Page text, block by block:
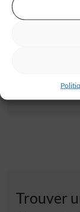
Les champs
règlementation
Trouver